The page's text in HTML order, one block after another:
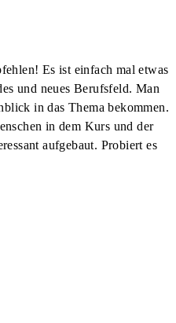
Es ist einfach mal etwas
und neues Berufsfeld. Man
in das Thema bekommen.
in dem Kurs und der
aufgebaut. Probiert es